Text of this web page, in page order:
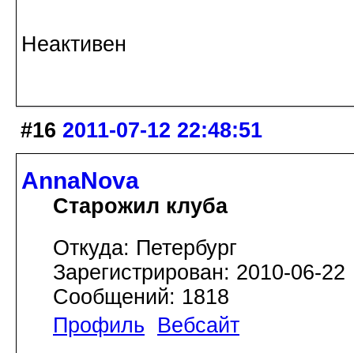
Неактивен
#16 2011-07-12 22:48:51
AnnaNova
Старожил клуба
Откуда: Петербург
Зарегистрирован: 2010-06-22
Сообщений: 1818
Профиль
Вебсайт